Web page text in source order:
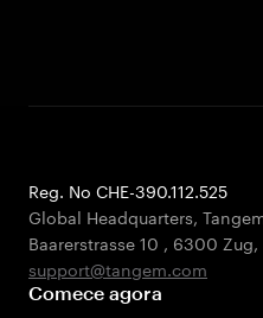
Reg. No CHE-390.112.525
Global Headquarters,
Baarerstrasse 10 , 6300 Zug,
support@tangem.com
Comece agora